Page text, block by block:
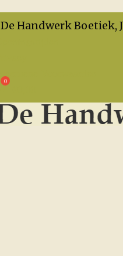
De Handwerk Boetiek,
Algemene Voorwaarden